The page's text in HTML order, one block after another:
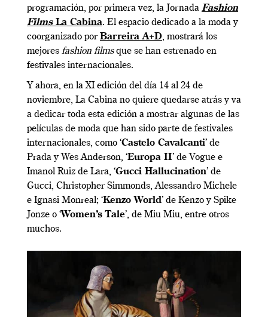
programación, por primera vez, la Jornada Fashion
FilmsLa Cabina. El espacio dedicado a la moda y
coorganizado porBarreira A+D, mostrará los
mejores fashion filmsque se han estrenado en
festivales internacionales.
Y ahora, en la XI edición del día 14 al 24 de
noviembre, La Cabina no quiere quedarse atrás y va
a dedicar toda esta edición a mostrar algunas de las
películas de moda que han sido parte de festivales
internacionales, como ‘Castelo Cavalcanti’ de
Prada y Wes Anderson, ‘Europa II’ de Vogue e
Imanol Ruiz de Lara, ‘Gucci Hallucination’ de
Gucci, Christopher Simmonds, Alessandro Michele
e Ignasi Monreal; ‘Kenzo World’ de Kenzo y Spike
Jonze o ‘Women’s Tale’, de Miu Miu, entre otros
muchos.